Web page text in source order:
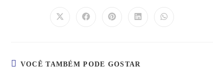
VOCÊ TAMBÉM PODE GOSTAR